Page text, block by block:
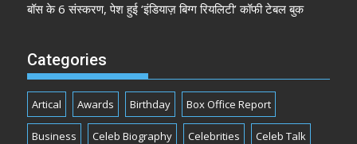
बॉस के 6 संस्करण, पेश हुई ‘इंडियाज़ बिग्ग रियलिटी’ कॉफी टेबल बुक
Categories
Artical Awards Birthday Box Office Report
Business Celeb Biography Celebrities Celeb Talk